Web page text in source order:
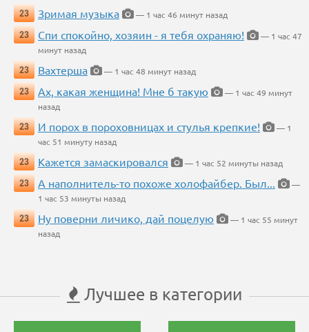
23
Зримая музыка
— 1 час 46 минут назад
23
Спи спокойно, хозяин - я тебя охраняю!
— 1 час 47
минут назад
23
Вахтерша
— 1 час 48 минут назад
23
Ах, какая женщина! Мне б такую
— 1 час 49 минут
назад
23
И порох в пороховницах и стулья крепкие!
— 1
час 51 минуту назад
23
Кажется замаскировался
— 1 час 52 минуты назад
23
А наполнитель-то похоже холофайбер. Был...
—
1 час 53 минуты назад
23
Ну поверни личико, дай поцелую
— 1 час 55 минут
назад
Лучшее в категории